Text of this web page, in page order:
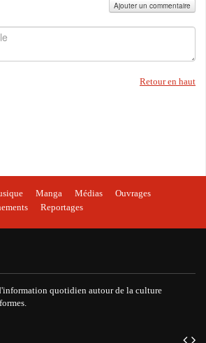
Ajouter un commentaire
Retour en haut
Manga Médias
Ouvrages
Reportages
quotidien autour de la culture